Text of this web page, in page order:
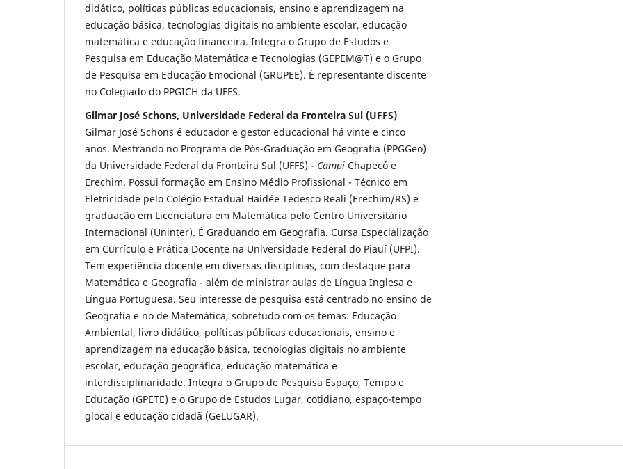
didático, políticas públicas educacionais, ensino e aprendizagem na
educação básica, tecnologias digitais no ambiente escolar, educação
matemática e educação financeira. Integra o Grupo de Estudos e
Pesquisa em Educação Matemática e Tecnologias (GEPEM@T) e o Grupo
de Pesquisa em Educação Emocional (GRUPEE). É representante discente
no Colegiado do PPGICH da UFFS.
Gilmar José Schons, Universidade Federal da Fronteira Sul (UFFS)
Gilmar José Schons é educador e gestor educacional há vinte e cinco
anos. Mestrando no Programa de Pós-Graduação em Geografia (PPGGeo)
da Universidade Federal da Fronteira Sul (UFFS) - Campi Chapecó e
Erechim. Possui formação em Ensino Médio Profissional - Técnico em
Eletricidade pelo Colégio Estadual Haidée Tedesco Reali (Erechim/RS) e
graduação em Licenciatura em Matemática pelo Centro Universitário
Internacional (Uninter). É Graduando em Geografia. Cursa Especialização
em Currículo e Prática Docente na Universidade Federal do Piauí (UFPI).
Tem experiência docente em diversas disciplinas, com destaque para
Matemática e Geografia - além de ministrar aulas de Língua Inglesa e
Língua Portuguesa. Seu interesse de pesquisa está centrado no ensino de
Geografia e no de Matemática, sobretudo com os temas: Educação
Ambiental, livro didático, políticas públicas educacionais, ensino e
aprendizagem na educação básica, tecnologias digitais no ambiente
escolar, educação geográfica, educação matemática e
interdisciplinaridade. Integra o Grupo de Pesquisa Espaço, Tempo e
Educação (GPETE) e o Grupo de Estudos Lugar, cotidiano, espaço-tempo
glocal e educação cidadã (GeLUGAR).